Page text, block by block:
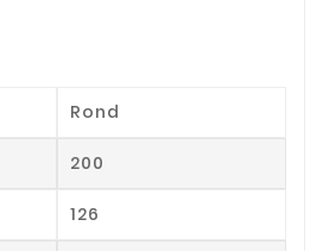
Rond
200
126